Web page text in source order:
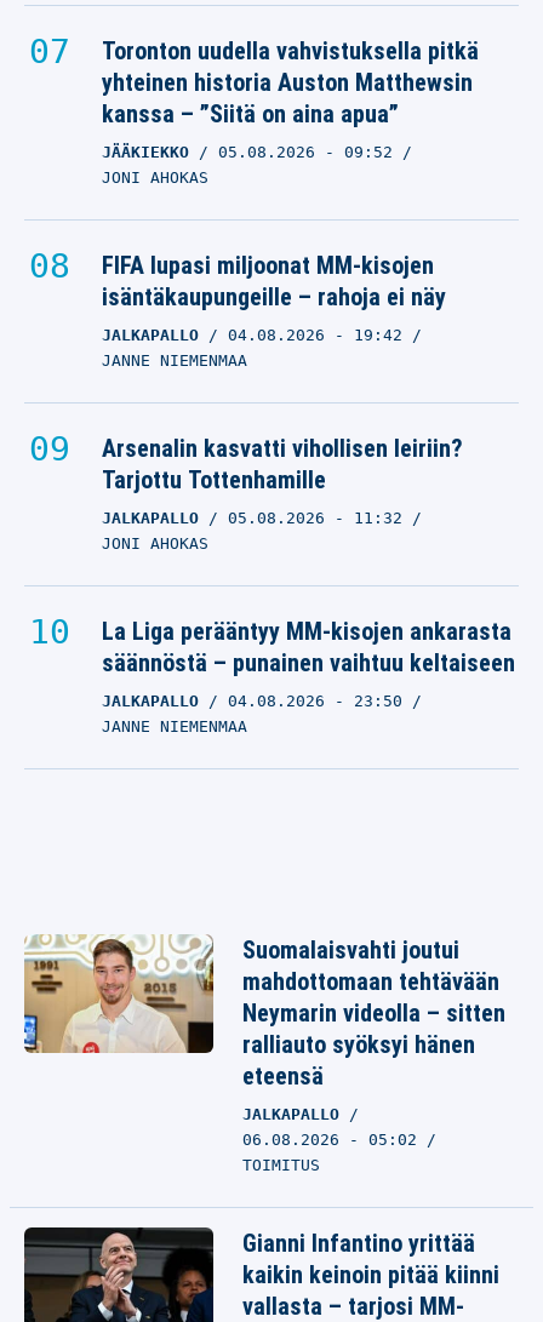
Toronton uudella vahvistuksella pitkä
yhteinen historia Auston Matthewsin
kanssa – ”Siitä on aina apua”
JÄÄKIEKKO 05.08.2026 - 09:52
JONI AHOKAS
FIFA lupasi miljoonat MM-kisojen
isäntäkaupungeille – rahoja ei näy
JALKAPALLO 04.08.2026 - 19:42
JANNE NIEMENMAA
Arsenalin kasvatti vihollisen leiriin?
Tarjottu Tottenhamille
JALKAPALLO 05.08.2026 - 11:32
JONI AHOKAS
La Liga perääntyy MM-kisojen ankarasta
säännöstä – punainen vaihtuu keltaiseen
JALKAPALLO 04.08.2026 - 23:50
JANNE NIEMENMAA
Suomalaisvahti joutui
mahdottomaan tehtävään
Neymarin videolla – sitten
ralliauto syöksyi hänen
eteensä
JALKAPALLO
06.08.2026 - 05:02
TOIMITUS
Gianni Infantino yrittää
kaikin keinoin pitää kiinni
vallasta – tarjosi MM-